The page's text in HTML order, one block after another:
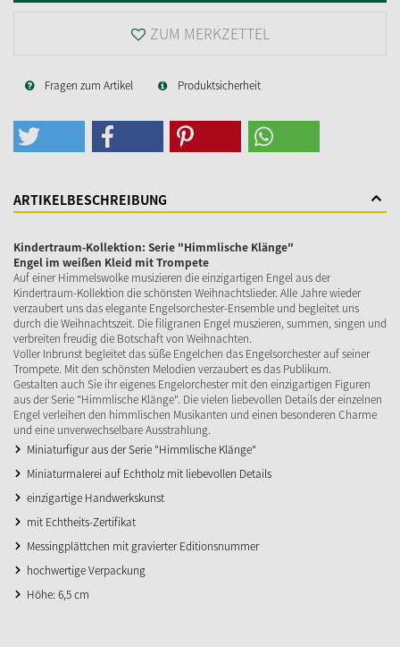
ZUM MERKZETTEL
Fragen zum Artikel Produktsicherheit
ARTIKELBESCHREIBUNG
Kindertraum-Kollektion: Serie "Himmlische Klänge"
Engel im weißen Kleid mit Trompete
Auf einer Himmelswolke musizieren die einzigartigen Engel aus der
Kindertraum-Kollektion die schönsten Weihnachtslieder. Alle Jahre wieder
verzaubert uns das elegante Engelsorchester-Ensemble und begleitet uns
durch die Weihnachtszeit. Die filigranen Engel muszieren, summen, singen und
verbreiten freudig die Botschaft von Weihnachten.
Voller Inbrunst begleitet das süße Engelchen das Engelsorchester auf seiner
Trompete. Mit den schönsten Melodien verzaubert es das Publikum.
Gestalten auch Sie ihr eigenes Engelorchester mit den einzigartigen Figuren
aus der Serie "Himmlische Klänge". Die vielen liebevollen Details der einzelnen
Engel verleihen den himmlischen Musikanten und einen besonderen Charme
und eine unverwechselbare Ausstrahlung.
Miniaturfigur aus der Serie "Himmlische Klänge"
Miniaturmalerei auf Echtholz mit liebevollen Details
einzigartige Handwerkskunst
mit Echtheits-Zertifikat
Messingplättchen mit gravierter Editionsnummer
hochwertige Verpackung
Höhe: 6,5 cm